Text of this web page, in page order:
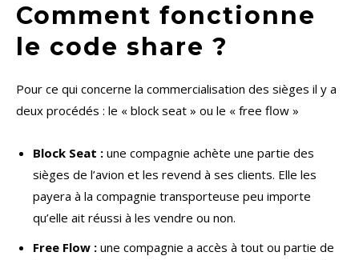
Comment fonctionne
le code share ?
Pour ce qui concerne la commercialisation des sièges il y a
deux procédés : le « block seat » ou le « free flow »
Block Seat : une compagnie achète une partie des
sièges de l’avion et les revend à ses clients. Elle les
payera à la compagnie transporteuse peu importe
qu’elle ait réussi à les vendre ou non.
Free Flow : une compagnie a accès à tout ou partie de